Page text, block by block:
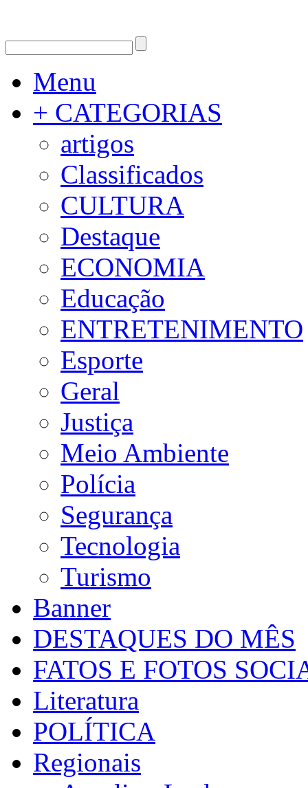
Menu
+ CATEGORIAS
artigos
Classificados
CULTURA
Destaque
ECONOMIA
Educação
ENTRETENIMENTO
Esporte
Geral
Justiça
Meio Ambiente
Polícia
Segurança
Tecnologia
Turismo
Banner
DESTAQUES DO MÊS
FATOS E FOTOS
Literatura
POLÍTICA
Regionais